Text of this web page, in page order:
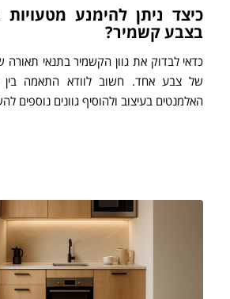
כיצד ניתן להימנע
בצבע קשמיר?
כדאי לבדוק את גוון הקשמיר בתנאי תאורה
של צבע אחד. חשוב לוודא התאמה
האלמנטים בעיצוב ולהוסיף גוונים נוספים